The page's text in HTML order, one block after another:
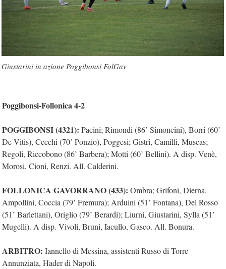
Giustarini in azione Poggibonsi FolGav
Poggibonsi-Follonica 4-2
POGGIBONSI (4321): Pacini; Rimondi (86’ Simoncini), Borri (60’
De Vitis), Cecchi (70’ Ponzio), Poggesi; Gistri, Camilli, Muscas;
Regoli, Riccobono (86’ Barbera); Motti (60’ Bellini). A disp. Venè,
Morosi, Cioni, Renzi. All. Calderini.
FOLLONICA GAVORRANO (433): Ombra; Grifoni, Dierna,
Ampollini, Coccia (79’ Fremura); Arduini (51’ Fontana), Del Rosso
(51’ Barlettani), Origlio (79’ Berardi); Liurni, Giustarini, Sylla (51’
Mugelli). A disp. Vivoli, Bruni, Iacullo, Gasco. All. Bonura.
ARBITRO: Iannello di Messina, assistenti Russo di Torre
Annunziata, Hader di Napoli.